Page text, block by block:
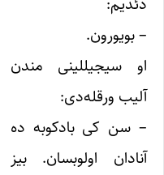
– بویورون.
او سیجیللینی مندن
آلیب ورقله‌دی:
– سن کی بادکوبه ده
آنادان اولوبسان. بیز